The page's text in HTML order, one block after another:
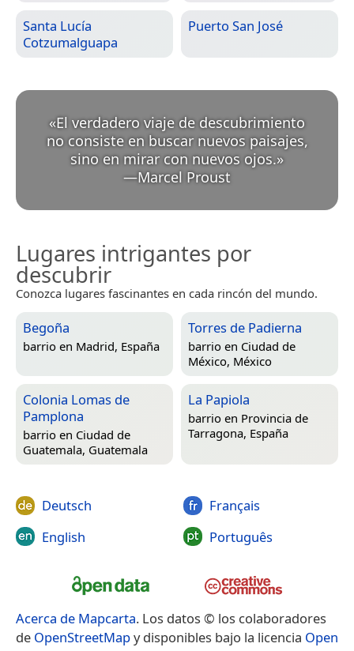
Santa Lucía
Cotzumalguapa
Puerto San José
«El verdadero viaje de descubrimiento
no consiste en buscar nuevos paisajes,
sino en mirar con nuevos ojos.
—Marcel Proust
Lugares intrigantes por
descubrir
Conozca lugares fascinantes en cada rincón del mundo.
Begoña
barrio en Madrid, España
Torres de Padierna
barrio en Ciudad de
México, México
Colonia Lomas de
Pamplona
barrio en Ciudad de
Guatemala, Guatemala
La Papiola
barrio en Provincia de
Tarragona, España
Deutsch
English
Français
Português
Acerca de Mapcarta. Los datos © los colaboradores
de OpenStreetMapy disponibles bajo la licencia Open